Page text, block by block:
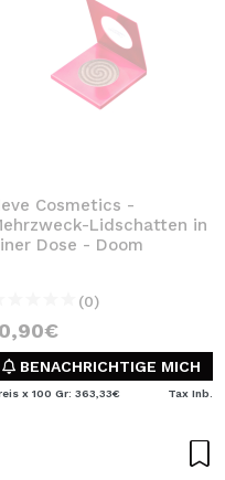
Cosmetics -
Lidschatten in
Dose - Doom
(0)
BENACHRICHTIGE MICH
x 100 Gr: 363,33€ Tax Inb.